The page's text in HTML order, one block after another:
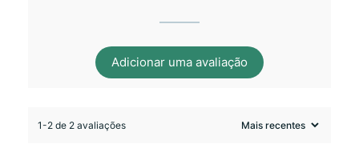
Adicionar uma avaliação
1-2 de 2 avaliações